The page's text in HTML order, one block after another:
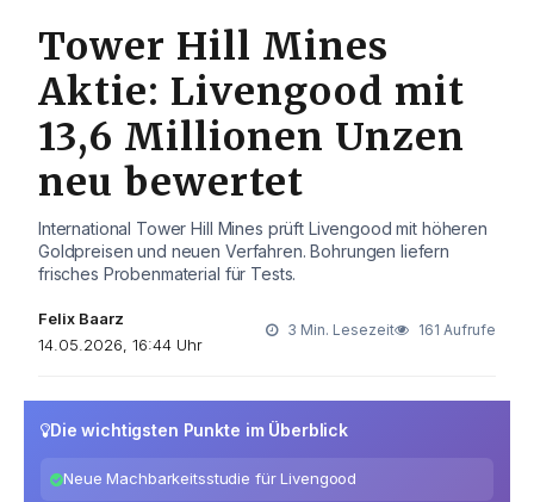
Tower Hill Mines
Aktie: Livengood mit
13,6 Millionen Unzen
neu bewertet
International Tower Hill Mines prüft Livengood mit höheren
Goldpreisen und neuen Verfahren. Bohrungen liefern
frisches Probenmaterial für Tests.
Felix Baarz
14.05.2026, 16:44 Uhr
3 Min. Lesezeit 161 Aufrufe
Die wichtigsten Punkte im Überblick
Neue Machbarkeitsstudie für Livengood